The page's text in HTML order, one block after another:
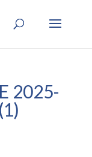
2025-